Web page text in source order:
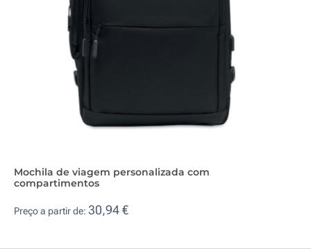
Mochila de viagem personalizada com
compartimentos
Preço a partir de: 30,94 €